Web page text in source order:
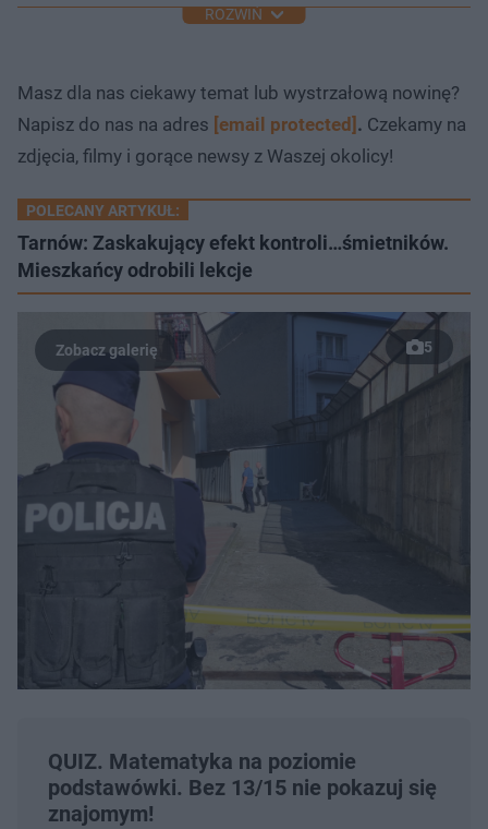
ROZWIŃ
Masz dla nas ciekawy temat lub wystrzałową nowinę?
Napisz do nas na adres [email protected] . Czekamy na
zdjęcia, filmy i gorące newsy z Waszej okolicy!
POLECANY ARTYKUŁ:
Tarnów: Zaskakujący efekt kontroli…śmietników.
Mieszkańcy odrobili lekcje
5
QUIZ. Matematyka na poziomie
podstawówki. Bez 13/15 nie pokazuj się
znajomym!